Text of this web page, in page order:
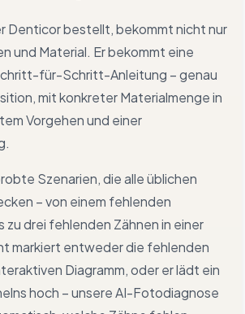
Denticor bestellt, bekommt nicht nur
und Material. Er bekommt eine
für-Schritt-Anleitung – genau
mit konkreter Materialmenge in
Vorgehen und einer
Szenarien, die alle üblichen
– von einem fehlenden
zu drei fehlenden Zähnen in einer
markiert entweder die fehlenden
Diagramm, oder er lädt ein
hoch – unsere AI-Fotodiagnose